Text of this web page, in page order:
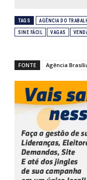
TAGS AGÊNCIA DO
SINE FÁCIL VAGAS
FONTE Agência